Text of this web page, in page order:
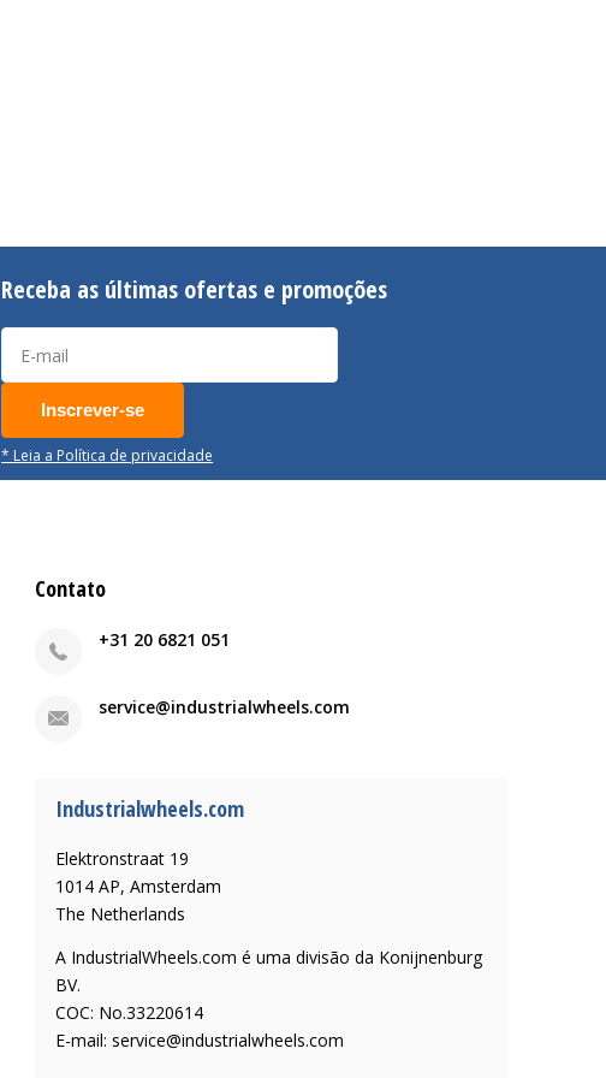
Receba as últimas ofertas e promoções
Inscrever-se
* Leia a Política de privacidade
Contato
+31 20 6821 051
service@industrialwheels.com
Industrialwheels.com
Elektronstraat 19
1014 AP, Amsterdam
The Netherlands
A IndustrialWheels.com é uma divisão da Konijnenburg
BV.
COC: No.33220614
E-mail:service@industrialwheels.com